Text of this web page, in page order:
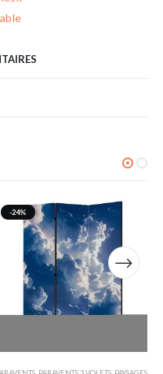
-24%